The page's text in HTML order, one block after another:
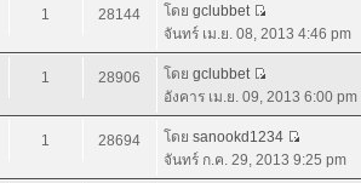
1 28144 โดย gclubbet
จันทร์ เม.ย. 08, 2013 4:46 pm
1 28906 โดย gclubbet
อังคาร เม.ย. 09, 2013 6:00 pm
1 28694 โดย sanookd1234
จันทร์ ก.ค. 29, 2013 9:25 pm